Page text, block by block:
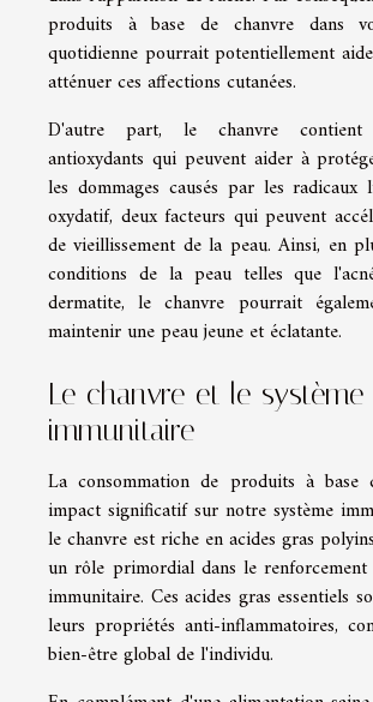
produits à base de chanvre dans
quotidienne pourrait potentiellement
atténuer ces affections cutanées.
D'autre part, le chanvre contient
antioxydants qui peuvent aider à
les dommages causés par les
oxydatif, deux facteurs qui peuvent
de vieillissement de la peau. Ainsi, en
conditions de la peau telles que
dermatite, le chanvre pourrait
maintenir une peau jeune et éclatante.
Le chanvre et le système
immunitaire
La consommation de produits à
impact significatif sur notre système
le chanvre est riche en acides gras
un rôle primordial dans le
immunitaire. Ces acides gras essentiels
leurs propriétés anti-inflammatoires,
bien-être global de l'individu.